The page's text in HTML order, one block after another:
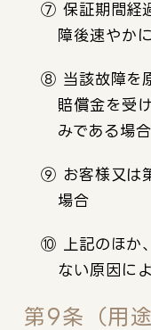
⑦ 保証期間経
障後速やか
⑧ 当該故障を
賠償金を受
みである場合
⑨ お客様又は
場合
⑩ 上記のほか
ない原因に
第9条（用